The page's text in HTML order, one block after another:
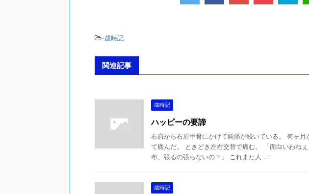
-歳時記
関連記事
歳時記
ハッピーの要諦
右肩から右肩甲骨にかけて鈍痛が続いている。 何ヶ
て痛んだ。 ときどき左右交替で痛む。 「面白いわね
布、張るの張らないの？」 これまた人 ...
歳時記